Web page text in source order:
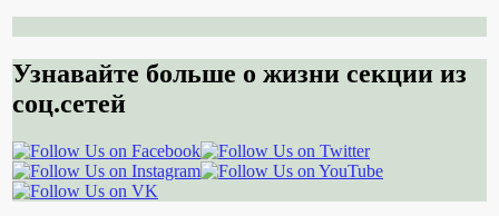
Узнавайте больше о жизни секции из
соц.сетей